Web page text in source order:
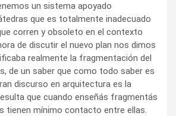
un sistema apoyado
que es totalmente inadecuado
corren y obsoleto en el contexto
de discutir el nuevo plan nos dimos
realmente la fragmentación del
de un saber que como todo saber es
discurso en arquitectura es la
que cuando enseñás fragmentás
tienen mínimo contacto entre ellas.